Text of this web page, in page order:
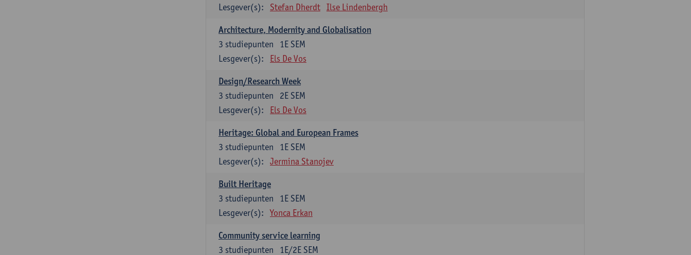
Lesgever(s):
Stefan Dherdt Ilse Lindenbergh
Architecture, Modernity and Globalisation
1E SEM
3 studiepunten
Lesgever(s):
Els De Vos
Design/Research Week
2E SEM
3 studiepunten
Lesgever(s):
Els De Vos
Heritage: Global and European Frames
1E SEM
3 studiepunten
Lesgever(s):
Jermina Stanojev
Built Heritage
1E SEM
3 studiepunten
Lesgever(s):
Yonca Erkan
Community service learning
1E/2E SEM
3 studiepunten